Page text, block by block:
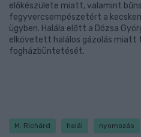
előkészülete miatt, valamint
fegyvercsempészetért a
ügyben. Halála előtt a Dózsa
elkövetett halálos gázolás
fogházbüntetését.
M. Richárd halál nyomozás